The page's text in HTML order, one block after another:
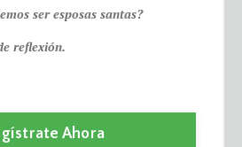
ser esposas santas?
reflexión.
Ahora